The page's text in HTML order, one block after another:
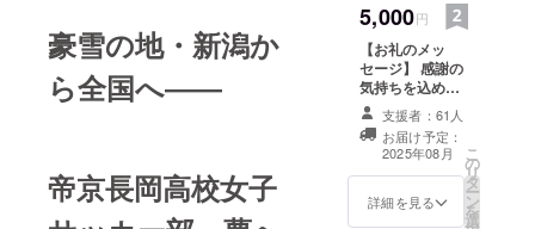
豪雪の地・新潟か
ら全国へ――
帝京長岡高校女子
ジュニアチーム
関係者など) ※一
般支援者の方
は、備考欄に
「一般支援者」
とご記入くださ
い。
5,000円
【お礼のメッ
セージ】 感謝の
気持ちを込め
て、お礼のメッ
セージをお送り
します。 このリ
ターンは3,000円
のリターンと同
じ内容になりま
支援者：61人
お届け予定：
2025年08月
詳細を見る
こ
の
リ
タ
ー
ン
を
選